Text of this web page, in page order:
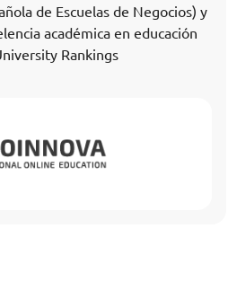
de Escuelas de Negocios) y
académica en educación
Rankings